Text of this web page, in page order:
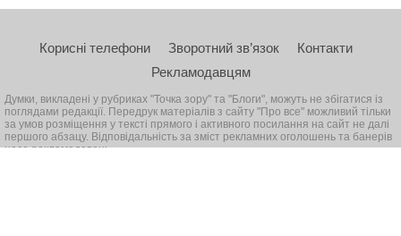
Корисні телефони Зворотний зв’язок
Контакти
Рекламодавцям
Думки, викладені у рубриках "Точка зору" та "Блоги", можуть не збігатися із
поглядами редакції. Передрук матеріалів з сайту "Про все" можливий тільки
за умов розміщення у тексті прямого і активного посилання на сайт не далі
першого абзацу. Відповідальність за зміст рекламних оголошень та банерів
несе рекламодавець